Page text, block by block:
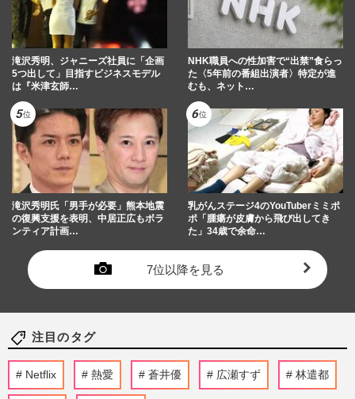
滝沢秀明、ジャニーズ社員に「企画
5つ出して」目指すビジネスモデル
は『米津玄師…
NHK職員への性加害で“出禁”食らっ
た〈5年前の番組出演者〉特定が進
むも、ネット…
滝沢秀明氏「男手が必要」熊本地震
の復興支援を表明、中居正広もボラ
ンティア計画…
乳がんステージ4のYouTuberミミポ
ポ「腫瘍が皮膚から飛び出してき
た」34歳で余命…
7位以降を見る
注目のタグ
Netflix 熱愛 蒼井優 広瀬すず 林遣都